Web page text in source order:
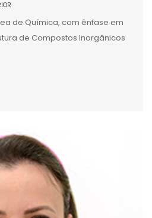
de Química, com ênfase em
de Compostos Inorgânicos